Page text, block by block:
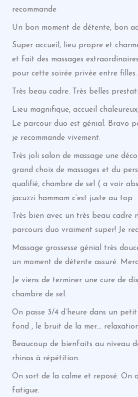
recommande
Un bon moment de détente, bon
Super accueil, lieu propre et
et fait des massages
pour cette soirée privée entre filles.
Très beau cadre. Très belles
Lieu magnifique, accueil
Le parcour duo est génial. Bravo
je recommande vivement.
Très joli salon de massage une
grand choix de massages et du
qualifié, chambre de sel ( a voir
jacuzzi hammam c’est juste au top .
Très bien avec un très beau cadre
parcours duo vraiment super! Je
Massage grossesse génial très
un moment de détente assuré.
Je viens de terminer une cure de
chambre de sel.
On passe 3/4 d’heure dans un
fond , le bruit de la mer…
Beaucoup de bienfaits au niveau
rhinos à répétition.
On sort de la calme et reposé. On
fatigue.